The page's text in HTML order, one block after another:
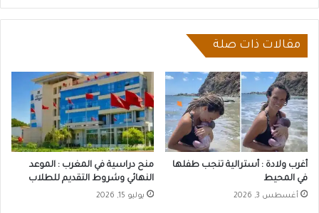
مقالات ذات صلة
أغرب ولادة : أسترالية تنجب طفلها
في المحيط
أغسطس 3, 2026
منح دراسية في المغرب : الموعد
النهائي وشروط التقديم للطلاب
يوليو 15, 2026